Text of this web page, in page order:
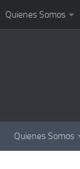
Quienes Somos
Quienes Somos